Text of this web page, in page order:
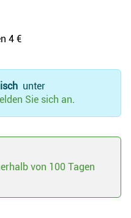
4 €
unter
Sie sich an.
von 100 Tagen